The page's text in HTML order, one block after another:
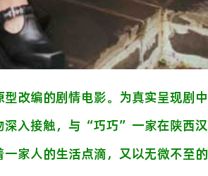
改编的剧情电影。为真实呈现剧中
深入接触，与“巧巧”一家在陕西汉
家人的生活点滴，又以无微不至的